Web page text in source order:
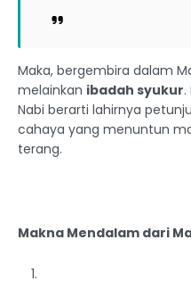
Maka, bergembira dalam
melainkan ibadah syukur
Nabi berarti lahirnya
cahaya yang menuntun
terang.
Makna Mendalam dari